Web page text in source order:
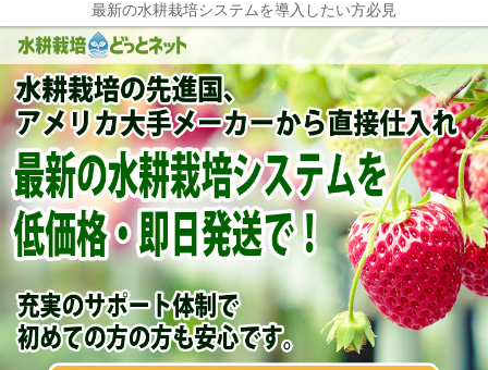
最新の水耕栽培システムを導入したい方必見